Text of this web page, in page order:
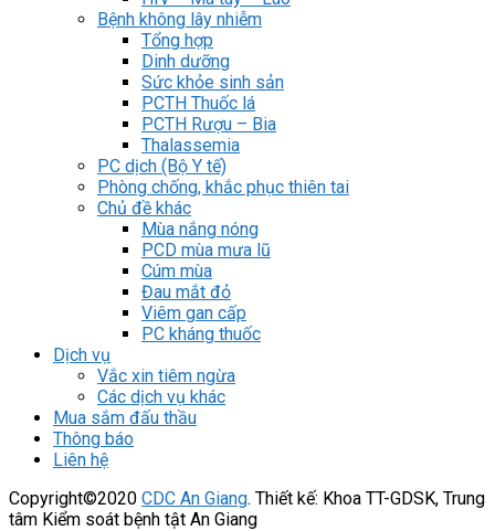
Bệnh không lây nhiễm
Tổng hợp
Dinh dưỡng
Sức khỏe sinh sản
PCTH Thuốc lá
PCTH Rượu – Bia
Thalassemia
PC dịch (Bộ Y tế)
Phòng chống, khắc phục thiên tai
Chủ đề khác
Mùa nắng nóng
PCD mùa mưa lũ
Cúm mùa
Đau mắt đỏ
Viêm gan cấp
PC kháng thuốc
Dịch vụ
Vắc xin tiêm ngừa
Các dịch vụ khác
Mua sắm đấu thầu
Thông báo
Liên hệ
Copyright©2020 CDC An Giang. Thiết kế: Khoa TT-GDSK, Trung
tâm Kiểm soát bệnh tật An Giang